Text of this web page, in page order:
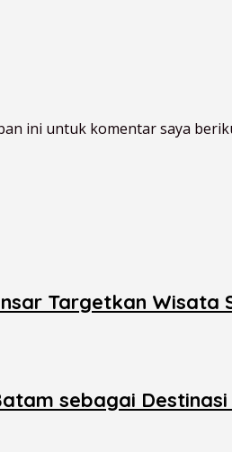
ini untuk komentar saya
Targetkan
sebagai